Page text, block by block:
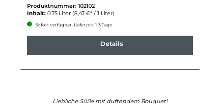
Produktnummer: 102102
Inhalt: 0.75 Liter (8,47 €* / 1 Liter)
Sofort verfügbar, Lieferzeit: 1-3 Tage
Details
Liebliche Süße mit duftendem Bouquet!